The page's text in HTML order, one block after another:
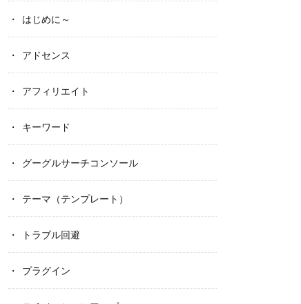
はじめに～
アドセンス
アフィリエイト
キーワード
グーグルサーチコンソール
テーマ（テンプレート）
トラブル回避
プラグイン